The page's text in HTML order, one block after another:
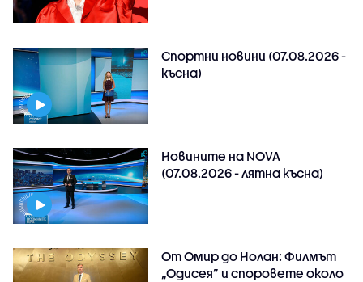
Спортни новини (07.08.2026 -
късна)
Новините на NOVA
(07.08.2026 - лятна късна)
От Омир до Нолан: Филмът
„Одисея” и споровете около